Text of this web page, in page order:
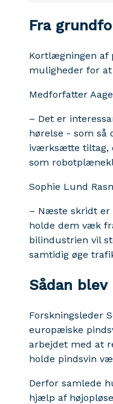
Fra
Kortlægningen af
muligheder for
Medforfatter
– Det er
hørelse - som så
iværksætte tiltag,
som
Sophie Lund
– Næste skridt er
holde dem væk
bilindustrien vil
samtidig øge
Sådan
Forskningsleder
europæiske
arbejdet med at
holde pindsvin
Derfor samlede
hjælp af